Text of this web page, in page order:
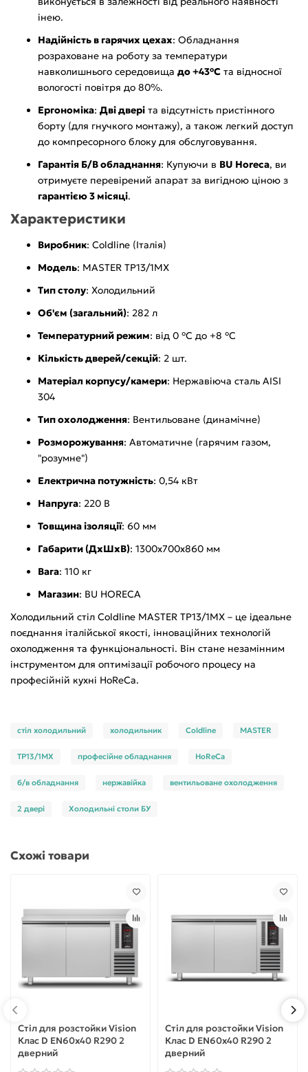
інею.
Надійність в гарячих цехах: Обладнання
розраховане на роботу за температури
навколишнього середовища до +43°С та відносної
вологості повітря до 80%.
Ергономіка: Дві двері та відсутність пристінного
борту (для гнучкого монтажу), а також легкий доступ
до компресорного блоку для обслуговування.
Гарантія Б/В обладнання: Купуючи в BU Horeca, ви
отримуєте перевірений апарат за вигідною ціною з
гарантією 3 місяці.
Характеристики
Виробник: Coldline (Італія)
Модель: MASTER TP13/1MХ
Тип столу: Холодильний
Об'єм (загальний): 282 л
Температурний режим: від 0 °C до +8 °C
Кількість дверей/секцій: 2 шт.
Матеріал корпусу/камери: Нержавіюча сталь AISI
304
Тип охолодження: Вентильоване (динамічне)
Розморожування: Автоматичне (гарячим газом,
"розумне")
Електрична потужність: 0,54 кВт
Напруга: 220 В
Товщина ізоляції: 60 мм
Габарити (ДхШхВ): 1300x700х860 мм
Вага: 110 кг
Магазин: BU HORECA
Холодильний стіл Coldline MASTER TP13/1MХ – це ідеальне
поєднання італійської якості, інноваційних технологій
охолодження та функціональності. Він стане незамінним
інструментом для оптимізації робочого процесу на
професійній кухні HoReCa.
стіл холодильний холодильник Coldline MASTER
TP13/1MХ професійне обладнання HoReCa
б/в обладнання нержавійка вентильоване охолодження
2 двері Холодильні столи БУ
Схожі товари
Стіл для розстойки Vision
Клас D EN60x40 R290 2
дверний
Стіл для розстойки Vision
Клас D EN60x40 R290 2
дверний